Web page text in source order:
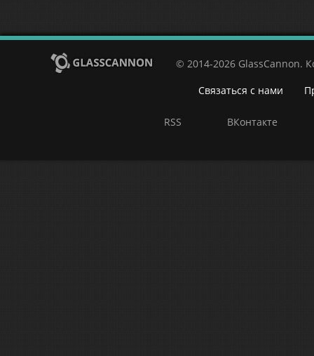
© 2014-2026 GlassCannon.
Связаться с нами
RSS ВКонтакте